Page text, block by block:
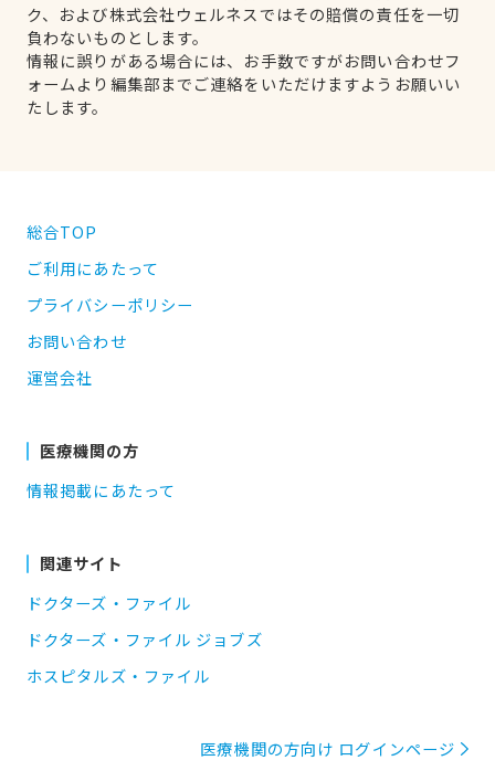
ク、および株式会社ウェルネスではその賠償の責任を一切
負わないものとします。
情報に誤りがある場合には、お手数ですがお問い合わせフ
ォームより編集部までご連絡をいただけますようお願いい
たします。
総合TOP
ご利用にあたって
プライバシーポリシー
お問い合わせ
運営会社
医療機関の方
情報掲載にあたって
関連サイト
ドクターズ・ファイル
ドクターズ・ファイル ジョブズ
ホスピタルズ・ファイル
医療機関の方向け ログインページ